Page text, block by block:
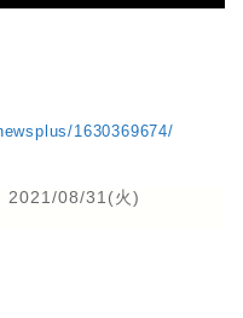
1630369674/
2021/08/31(火)